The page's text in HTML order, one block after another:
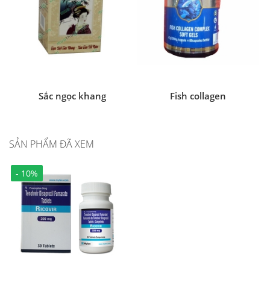
Sắc ngọc khang Fish collagen
SẢN PHẨM ĐÃ XEM
- 10%